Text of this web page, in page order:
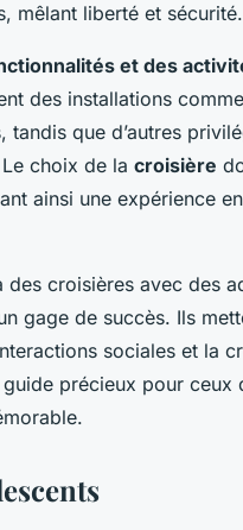
mêlant liberté et sécurité.
et des
des installations
que d’autres
choix de la croisière
ainsi une expérience
croisières avec des
gage de succès. Ils
sociales et la
précieux pour ceux